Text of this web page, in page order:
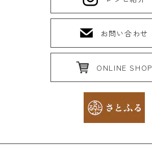
お問い合わせ
ONLINE SHOP